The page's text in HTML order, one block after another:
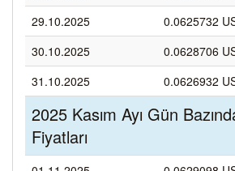
29.10.2025
0.0625732
30.10.2025
0.0628706
31.10.2025
0.0626932
2025 Kasım Ayı Gün
Fiyatları